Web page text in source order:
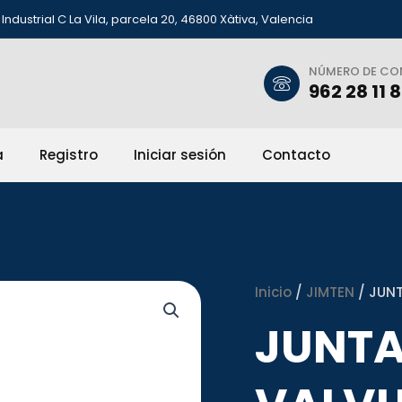
C La Vila, parcela 20, 46800 Xàtiva, Valencia
NÚMERO DE
962 28 11
Registro Iniciar sesión Contacto
Inicio / JIMTEN /